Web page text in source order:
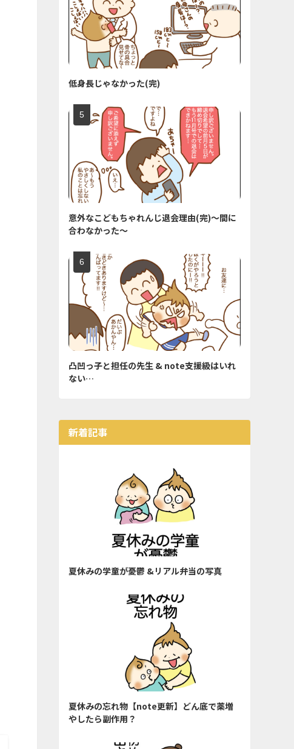
低身長じゃなかった(完)
意外なこどもちゃれんじ退会理由(完)〜間に
合わなかった〜
凸凹っ子と担任の先生 & note支援級はいれ
ない…
新着記事
夏休みの学童が憂鬱 &リアル弁当の写真
夏休みの忘れ物【note更新】どん底で薬増
やしたら副作用？